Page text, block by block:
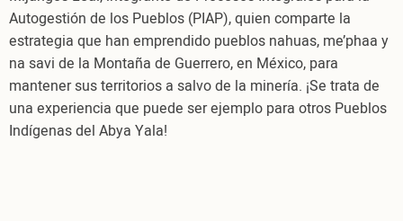
Autogestión de los Pueblos (PIAP), quien comparte la
estrategia que han emprendido pueblos nahuas, me’phaa y
na savi de la Montaña de Guerrero, en México, para
mantener sus territorios a salvo de la minería. ¡Se trata de
una experiencia que puede ser ejemplo para otros Pueblos
Indígenas del Abya Yala!